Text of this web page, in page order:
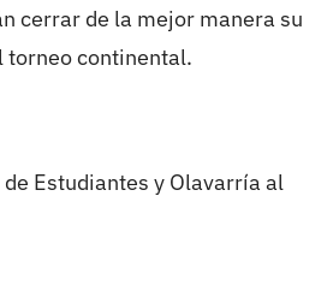
cerrar de la mejor manera su
torneo continental.
Estudiantes y Olavarría al